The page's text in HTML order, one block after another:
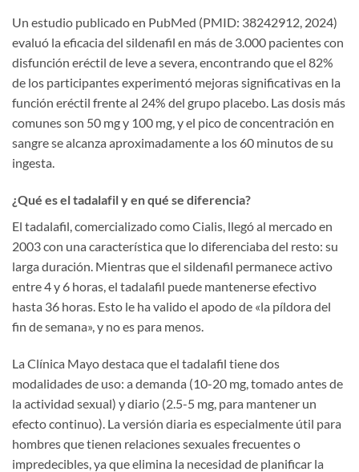
Un estudio publicado en PubMed (PMID: 38242912, 2024)
evaluó la eficacia del sildenafil en más de 3.000 pacientes con
disfunción eréctil de leve a severa, encontrando que el 82%
de los participantes experimentó mejoras significativas en la
función eréctil frente al 24% del grupo placebo. Las dosis más
comunes son 50 mg y 100 mg, y el pico de concentración en
sangre se alcanza aproximadamente a los 60 minutos de su
ingesta.
¿Qué es el tadalafil y en qué se diferencia?
El tadalafil, comercializado como Cialis, llegó al mercado en
2003 con una característica que lo diferenciaba del resto: su
larga duración. Mientras que el sildenafil permanece activo
entre 4 y 6 horas, el tadalafil puede mantenerse efectivo
hasta 36 horas. Esto le ha valido el apodo de «la píldora del
fin de semana», y no es para menos.
La Clínica Mayo destaca que el tadalafil tiene dos
modalidades de uso: a demanda (10-20 mg, tomado antes de
la actividad sexual) y diario (2.5-5 mg, para mantener un
efecto continuo). La versión diaria es especialmente útil para
hombres que tienen relaciones sexuales frecuentes o
impredecibles, ya que elimina la necesidad de planificar la